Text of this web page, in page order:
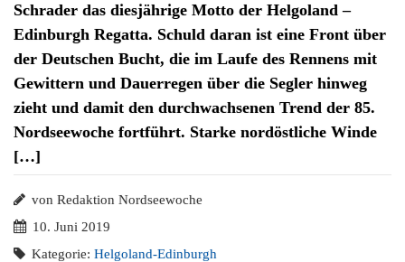
Schrader das diesjährige Motto der Helgoland –
Edinburgh Regatta. Schuld daran ist eine Front über
der Deutschen Bucht, die im Laufe des Rennens mit
Gewittern und Dauerregen über die Segler hinweg
zieht und damit den durchwachsenen Trend der 85.
Nordseewoche fortführt. Starke nordöstliche Winde
[…]
von Redaktion Nordseewoche
10. Juni 2019
Kategorie: Helgoland-Edinburgh